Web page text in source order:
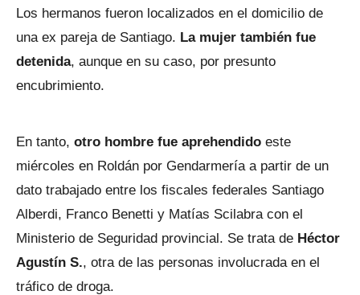
Los hermanos fueron localizados en el domicilio de
una ex pareja de Santiago. La mujer también fue
detenida, aunque en su caso, por presunto
encubrimiento.
En tanto, otro hombre fue aprehendido este
miércoles en Roldán por Gendarmería a partir de un
dato trabajado entre los fiscales federales Santiago
Alberdi, Franco Benetti y Matías Scilabra con el
Ministerio de Seguridad provincial. Se trata de Héctor
Agustín S., otra de las personas involucrada en el
tráfico de droga.